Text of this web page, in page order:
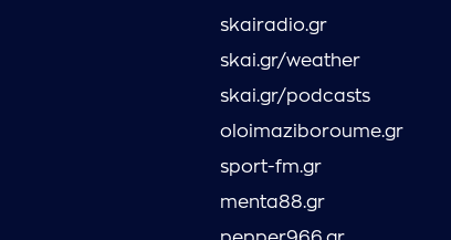
skairadio.gr
skai.gr/weather
skai.gr/podcasts
oloimaziboroume.gr
sport-fm.gr
menta88.gr